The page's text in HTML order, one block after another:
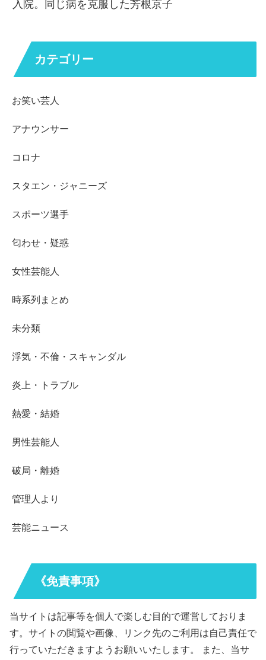
入院。同じ病を克服した芳根京子
カテゴリー
お笑い芸人
アナウンサー
コロナ
スタエン・ジャニーズ
スポーツ選手
匂わせ・疑惑
女性芸能人
時系列まとめ
未分類
浮気・不倫・スキャンダル
炎上・トラブル
熱愛・結婚
男性芸能人
破局・離婚
管理人より
芸能ニュース
《免責事項》
当サイトは記事等を個人で楽しむ目的で運営しておりま
す。サイトの閲覧や画像、リンク先のご利用は自己責任で
行っていただきますようお願いいたします。 また、当サ